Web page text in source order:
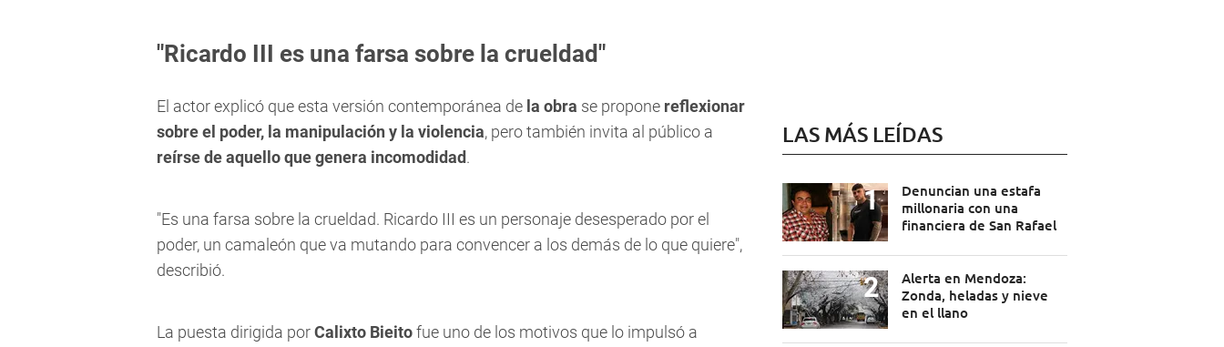
"Ricardo III es una farsa sobre la crueldad"
El actor explicó que esta versión contemporánea de la obra se propone reflexionar
sobre el poder, la manipulación y la violencia, pero también invita al público a
reírse de aquello que genera incomodidad.
"Es una farsa sobre la crueldad. Ricardo III es un personaje desesperado por el
poder, un camaleón que va mutando para convencer a los demás de lo que quiere",
describió.
La puesta dirigida porCalixto Bieitofue uno de los motivos que lo impulsó a
LAS MÁS LEÍDAS
Denuncian una estafa
millonaria con una
financiera de San Rafael
Alerta en Mendoza:
Zonda, heladas y nieve
en el llano